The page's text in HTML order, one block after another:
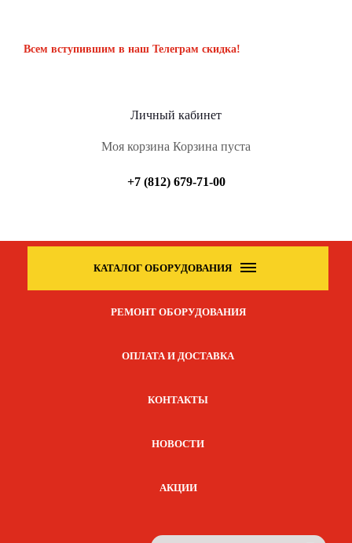
Всем вступившим в наш Телеграм скидка!
Личный кабинет
Моя корзина Корзина пуста
+7 (812) 679-71-00
КАТАЛОГ ОБОРУДОВАНИЯ
РЕМОНТ ОБОРУДОВАНИЯ
ОПЛАТА И ДОСТАВКА
КОНТАКТЫ
НОВОСТИ
АКЦИИ